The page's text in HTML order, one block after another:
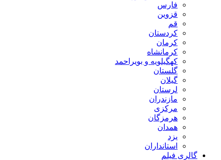
فارس
قزوین
قم
کردستان
کرمان
کرمانشاه
کهگیلویه و بویراحمد
گلستان
گیلان
لرستان
مازندران
مرکزی
هرمزگان
همدان
یزد
استانداران
گالری فیلم